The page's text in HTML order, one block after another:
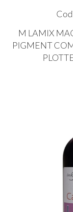
M LAMIX
PIGMENT